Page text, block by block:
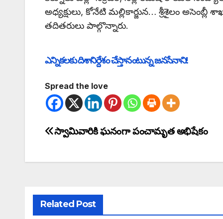
అధ్యక్షులు, కోనేటి మల్లికార్జున… శ్రీశైలం అసెంబ్లీ
తదితరులు పాల్గొన్నారు.
ఎన్నికలకు దిశానిర్దేశం చేస్తానంటున్న జనసేనాని!
Spread the love
స్వామివారికి ఘనంగా పంచామృత అభిషేకం
Related Post